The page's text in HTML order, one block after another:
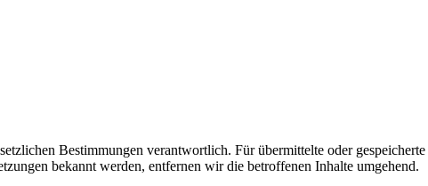
Bestimmungen verantwortlich. Für übermittelte oder
bekannt werden, entfernen wir die betroffenen Inhalte umgehend.